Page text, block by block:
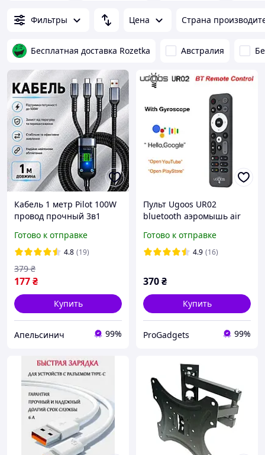
Фильтры Цена Страна
Бесплатная доставка Rozetka Австралия
Кабель 1 метр Pilot 100W
провод прочный 3в1
универсальный шнур с
разъемами Lightning
Micro Usb Type-C
Готово к отправке
4.8 (19)
177₴
379 ₴
Купить
Апельсинич 99%
Пульт Ugoos UR02
bluetooth аэромышь air
Готово к отправке
4.9 (16)
370₴
Купить
ProGadgets 99%